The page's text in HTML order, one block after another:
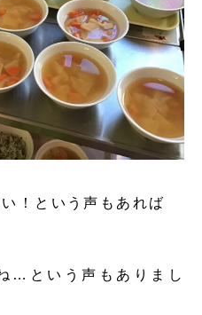
！という声もあれば
…という声もありまし